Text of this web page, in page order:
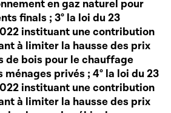
en gaz naturel pour
finals ; 3° la loi du 23
instituant une contribution
à limiter la hausse des prix
de bois pour le chauffage
privés ; 4° la loi du 23
instituant une contribution
à limiter la hausse des prix